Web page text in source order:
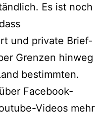
Es ist noch
und private Brief-
Grenzen hinweg
bestimmten.
Facebook-
Videos mehr